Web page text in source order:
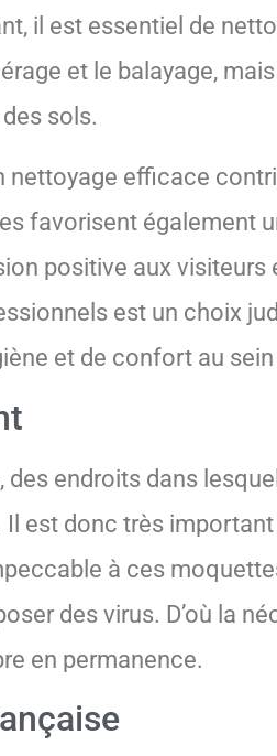
il est essentiel de
et le balayage,
sols.
nettoyage efficace
favorisent également
positive aux visiteurs
est un choix
et de confort au
des endroits dans
est donc très important
à ces
des virus. D’où la
en permanence.